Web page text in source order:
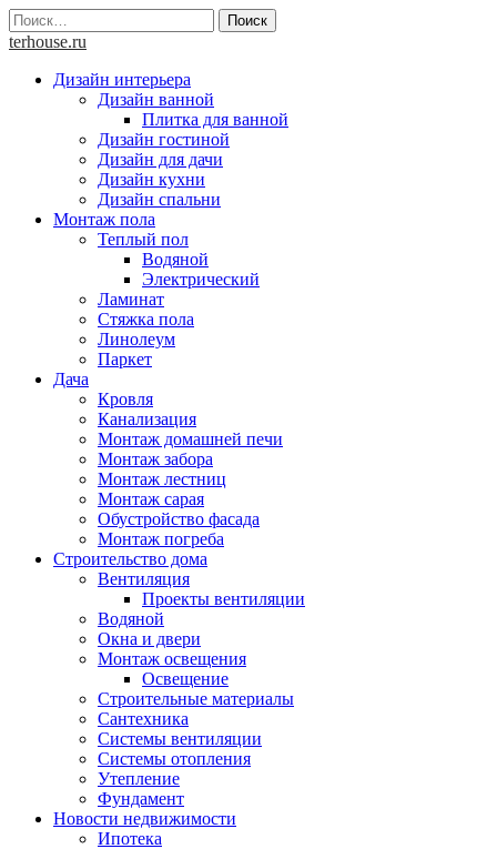
Skip
to
Найти:
terhouse.ru
Дизайн интерьера
Дизайн ванной
Плитка для ванной
Дизайн гостиной
Дизайн для дачи
Дизайн кухни
Дизайн спальни
Монтаж пола
Теплый пол
Водяной
Электрический
Ламинат
Стяжка пола
Линолеум
Паркет
Дача
Кровля
Канализация
Монтаж домашней печи
Монтаж забора
Монтаж лестниц
Монтаж сарая
Обустройство фасада
Монтаж погреба
Строительство дома
Вентиляция
Проекты вентиляции
Водяной
Окна и двери
Монтаж освещения
Освещение
Строительные материалы
Сантехника
Системы вентиляции
Системы отопления
Утепление
Фундамент
Новости недвижимости
Ипотека